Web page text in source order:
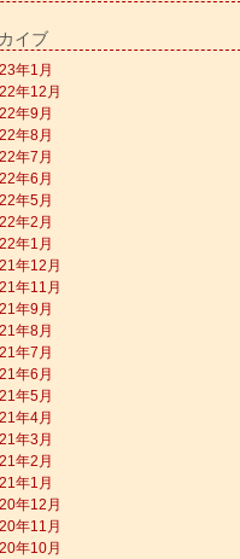
イブ
年1月
年12月
年9月
年8月
年7月
年6月
年5月
年2月
年1月
年12月
年11月
年9月
年8月
年7月
年6月
年5月
年4月
年3月
年2月
年1月
年12月
年11月
年10月